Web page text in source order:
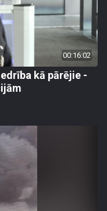
00:16:02
kā pārējie -